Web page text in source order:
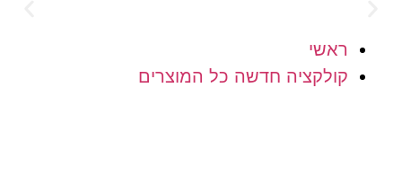
חינם מעל 300 ש"חראשי
קולקציה חדשה כל המוצרים